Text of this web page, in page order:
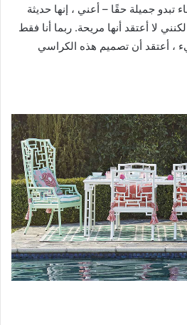
تبدو جميلة حقًا – أعني ، إنها حديثة
لا أعتقد أنها مريحة. ربما أنا فقط
، أعتقد أن تصميم هذه الكراسي